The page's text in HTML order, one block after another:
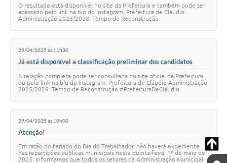
de Auxiliar de Odontologia.
O resultado está disponível no site da Prefeitura e também pode ser
acessado pelo link na bio do Instagram. Prefeitura de Cláudio
Administração 2025/2028: Tempo de Reconstrução
29/04/2025 às 11h30
Já está disponível a classificação preliminar dos candidatos
para a função de Mecânico.
A relação completa pode ser consultada no site oficial da Prefeitura
ou pelo link na bio do Instagram. Prefeitura de Cláudio Administração
2025/2028: Tempo de Reconstrução #PrefeituraDeCláudio
29/04/2025 às 10h00
Atenção!
Em razão do feriado do Dia do Trabalhador, não haverá expediente
nas repartições públicas municipais nesta quinta-feira, 1º de maio de
2025. Informamos que todos os setores da Administração Municipal